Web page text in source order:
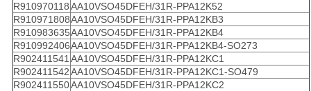
R910970118AA10VSO45DFEH/31R-PPA12K52
R910971808AA10VSO45DFEH/31R-PPA12KB3
R910983635AA10VSO45DFEH/31R-PPA12KB4
R910992406AA10VSO45DFEH/31R-PPA12KB4-SO273
R902411541AA10VSO45DFEH/31R-PPA12KC1
R902411542AA10VSO45DFEH/31R-PPA12KC1-SO479
R902411550AA10VSO45DFEH/31R-PPA12KC2